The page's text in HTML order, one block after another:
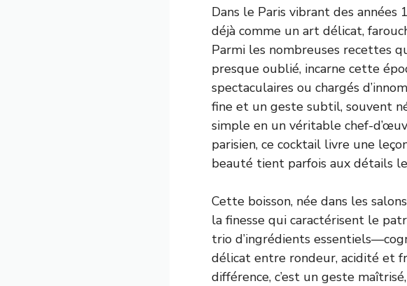
Dans le Paris vibrant des
déjà comme un art délicat,
Parmi les nombreuses recettes
presque oublié, incarne cette
spectaculaires ou chargés
fine et un geste subtil, souvent
simple en un véritable chef-
parisien, ce cocktail livre une
beauté tient parfois aux détails
Cette boisson, née dans les
la finesse qui caractérisent le
trio d’ingrédients
délicat entre rondeur, acidité et
différence, c’est un geste